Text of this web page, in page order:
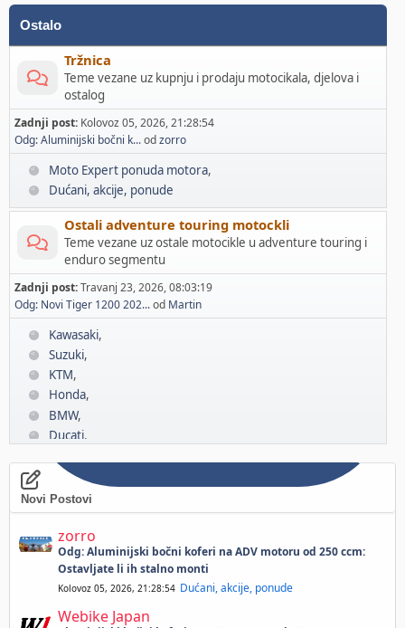
Ostalo
Tržnica
Teme vezane uz kupnju i prodaju motocikala, djelova i
ostalog
Zadnji post: Kolovoz 05, 2026, 21:28:54
Odg: Aluminijski bočni k...odzorro
Moto Expert ponuda motora
Dućani, akcije, ponude
Ostali adventure touring motockli
Teme vezane uz ostale motocikle u adventure touring i
enduro segmentu
Zadnji post:Travanj 23, 2026, 08:03:19
Odg: Novi Tiger 1200 202...od Martin
Kawasaki
Suzuki
KTM
Honda
BMW
Ducati
Triumph
Novi Postovi
zorro
Odg: Aluminijski bočni koferi na ADV motoru od 250 ccm:
Ostavljate li ih stalno monti
Kolovoz 05, 2026, 21:28:54 Dućani, akcije, ponude
Webike Japan